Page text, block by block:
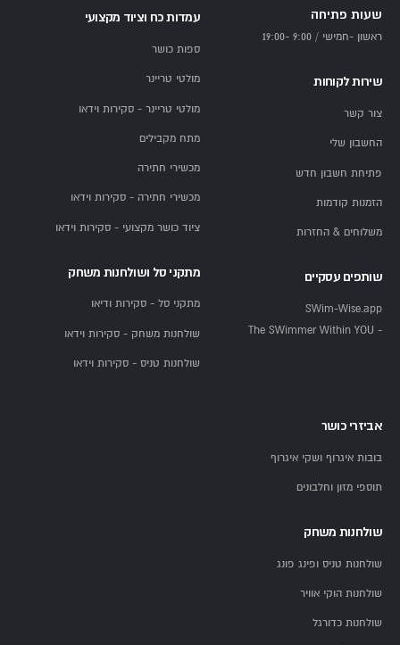
שעות פתיחה
ראשון -חמישי / 9:00 -19:00
שירות לקוחות
צור קשר
החשבון שלי
פתיחת חשבון חדש
הזמנות קודמות
משלוחים & החזרות
שותפים עסקיים
SWim-Wise.app
- The SWimmer Within YOU
עמדות כח וציוד מקצועי
ספות כושר
מולטי טריינר
מולטי טריינר - סקירות וידאו
מתח מקבילים
מכשירי חתירה
מכשירי חתירה - סקירות וידאו
ציוד כושר מקצועי - סקירות וידאו
מתקני סל ושולחנות משחק
מתקני סל - סקירות ודיאו
שולחנות משחק - סקירות וידאו
שולחנות טניס - סקירות וידאו
אביזרי כושר
בובות איגרוף ושקי איגרוף
תוספי מזון וחלבונים
שולחנות משחק
שולחנות טניס ופינג פונג
שולחנות הוקי אוויר
שולחנות כדורגל